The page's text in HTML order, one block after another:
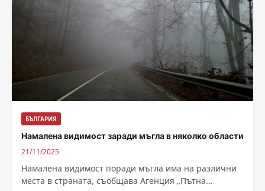
БЪЛГАРИЯ
Намалена видимост заради мъгла в няколко области
21/11/2025
Намалена видимост поради мъгла има на различни
места в страната, съобщава Агенция „Пътна